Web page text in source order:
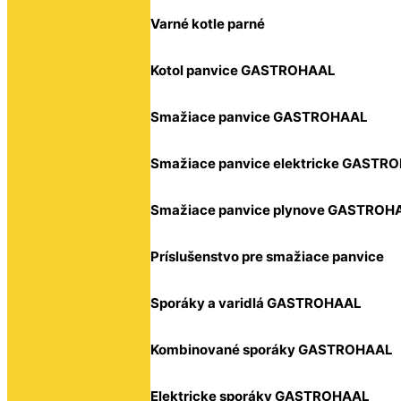
Varné kotle parné
Kotol panvice GASTROHAAL
Smažiace panvice GASTROHAAL
Smažiace panvice elektricke
Smažiace panvice plynove
Príslušenstvo pre smažiace panvice
Sporáky a varidlá GASTROHAAL
Kombinované sporáky GASTROHAAL
Elektricke sporáky GASTROHAAL